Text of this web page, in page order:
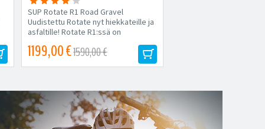
SUP Rotate R1 Road Gravel
Uudistettu Rotate nyt hiekkateille ja
asfaltille! Rotate R1:ssä on
osasarja,...
1199,00 €1590,00 €